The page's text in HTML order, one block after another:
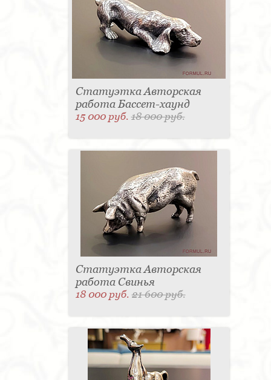
Статуэтка Авторская
работа Бассет-хаунд
15 000 руб.18 000 руб.
Статуэтка Авторская
работа Свинья
18 000 руб.21 600 руб.